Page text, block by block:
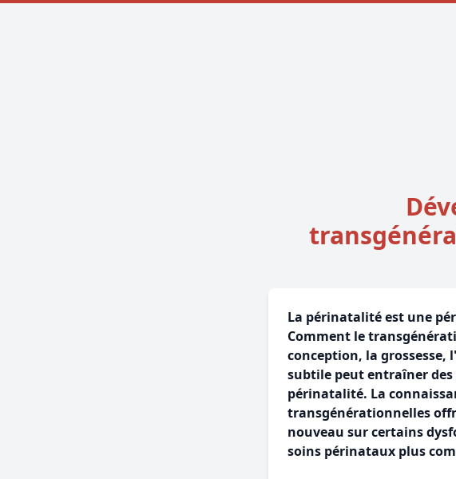
La périnatalité est une
Comment le
conception, la grossesse,
subtile peut entraîner des
périnatalité. La
transgénérationnelles
nouveau sur certains
soins périnataux plus